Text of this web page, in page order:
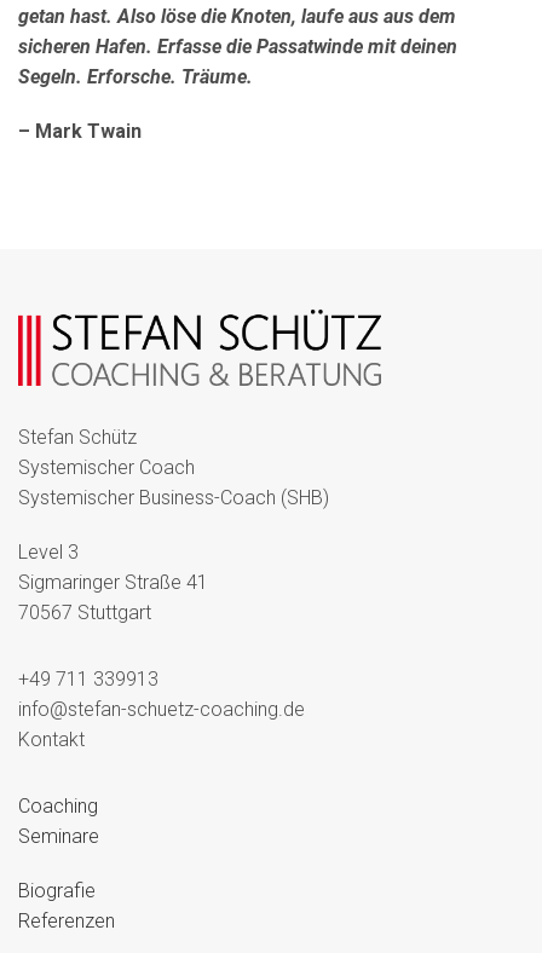
getan hast. Also löse die Knoten, laufe aus aus dem
sicheren Hafen. Erfasse die Passatwinde mit deinen
Segeln. Erforsche. Träume.
– Mark Twain
Stefan Schütz
Systemischer Coach
Systemischer Business-Coach (SHB)
Level 3
Sigmaringer Straße 41
70567 Stuttgart
+49 711 339913
info@stefan-schuetz-coaching.de
Kontakt
Coaching
Seminare
Biografie
Referenzen